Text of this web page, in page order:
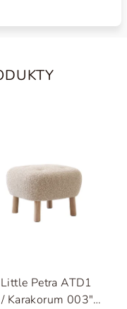
Petra ATD1
Karakorum 003"